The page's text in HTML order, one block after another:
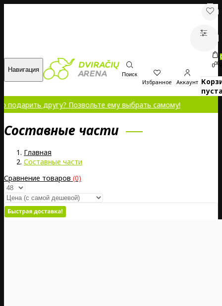
Навигация
Поиск
Избранное Аккаунт
0
000
другу? Позвольте ему выбрать самому!
Составные части
Главная
Составные части
Сравнение товаров (0)